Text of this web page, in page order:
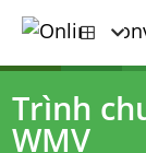
Trình
WMV